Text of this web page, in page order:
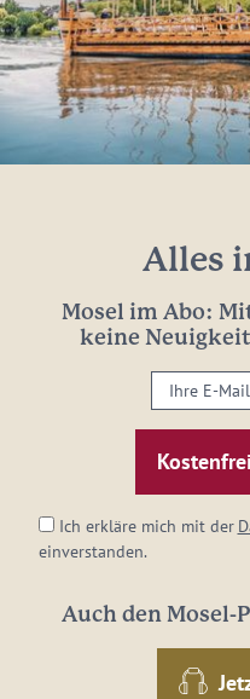
Alles
Mosel im Abo:
keine
Ihre
E-
Mail-
Adresse:
Ich erkläre mich mit der
einverstanden.
Auch den Mosel-